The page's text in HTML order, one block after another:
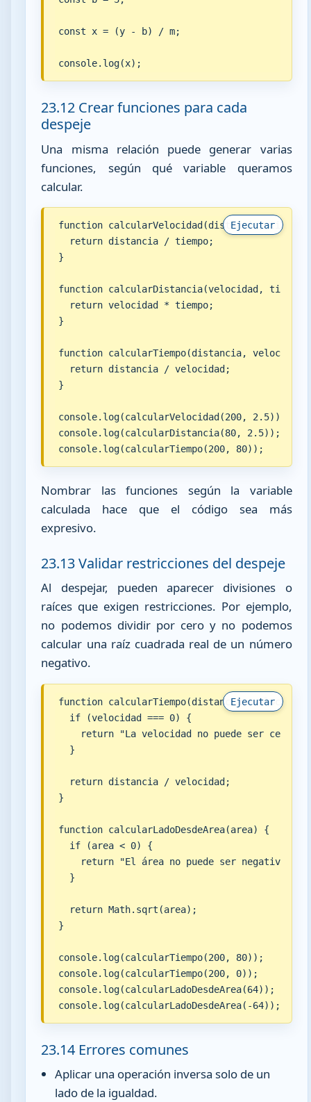
const x = (y - b) / m;
console.log(x);
23.12 Crear funciones para cada
despeje
Una misma relación puede generar varias
funciones, según qué variable queramos
calcular.
Ejecutar
function calcularVelocidad(distancia,
  return distancia / tiempo;
}
function calcularDistancia(velocidad,
  return velocidad * tiempo;
}
function calcularTiempo(distancia,
  return distancia / velocidad;
}
console.log(calcularVelocidad(200, 2.5));
console.log(calcularDistancia(80, 2.5));
console.log(calcularTiempo(200, 80));
Nombrar las funciones según la variable
calculada hace que el código sea más
expresivo.
23.13 Validar restricciones del despeje
Al despejar, pueden aparecer divisiones o
raíces que exigen restricciones. Por ejemplo,
no podemos dividir por cero y no podemos
calcular una raíz cuadrada real de un número
negativo.
Ejecutar
function calcularTiempo(distancia,
  if (velocidad === 0) {
    return "La velocidad no puede ser cero";
  }
  return distancia / velocidad;
}
function calcularLadoDesdeArea(area) {
  if (area < 0) {
    return "El área no puede ser negativa";
  }
  return Math.sqrt(area);
}
console.log(calcularTiempo(200, 80));
console.log(calcularTiempo(200, 0));
console.log(calcularLadoDesdeArea(64));
console.log(calcularLadoDesdeArea(-64));
23.14 Errores comunes
Aplicar una operación inversa solo de un
lado de la igualdad.